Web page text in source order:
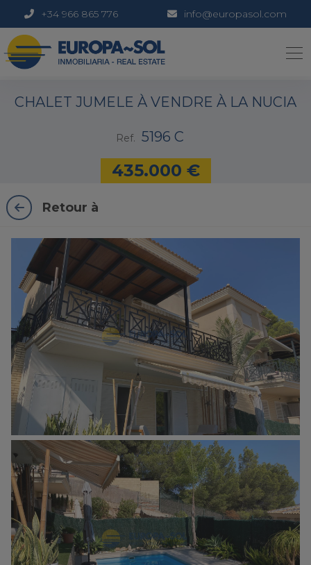
+34 966 865 776 info@europasol.com
CHALET JUMELE À VENDRE À LA NUCIA
Ref. 5196 C
435.000 €
Retour à
1 / 29